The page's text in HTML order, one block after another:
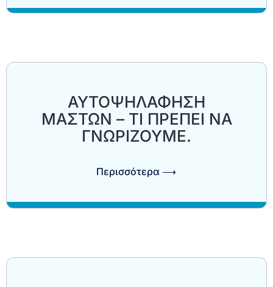
ΑΥΤΟΨΗΛΑΦΗΣΗ
ΜΑΣΤΩΝ – TI ΠΡΕΠΕΙ ΝΑ
ΓΝΩΡΙΖΟΥΜΕ.
Περισσότερα ⟶